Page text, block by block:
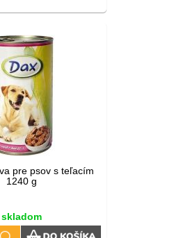
pre psov s teľacím
1240 g
skladom